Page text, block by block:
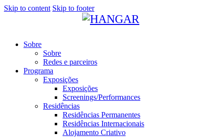
Skip to content Skip to footer
Sobre
Sobre
Redes e parceiros
Programa
Exposições
Exposições
Screenings/Performances
Residências
Residências Permanentes
Residências Internacionais
Alojamento Criativo